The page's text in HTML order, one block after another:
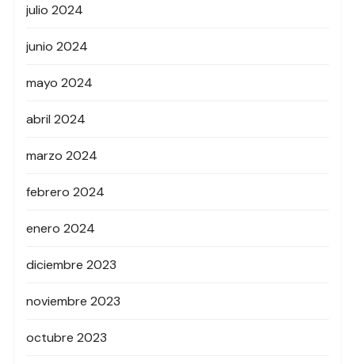
julio 2024
junio 2024
mayo 2024
abril 2024
marzo 2024
febrero 2024
enero 2024
diciembre 2023
noviembre 2023
octubre 2023